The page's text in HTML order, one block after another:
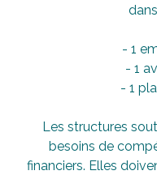
- 1
- 1
- 1
Les structures
besoins de
financiers. Elles